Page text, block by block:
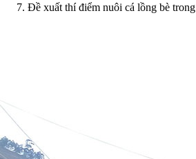
Đề xuất thí điểm nuôi cá lồng bè